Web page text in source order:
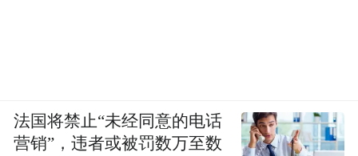
法国将禁止“未经同意的电话
营销”，违者或被罚数万至数